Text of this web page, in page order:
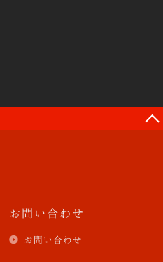
お問い合わせ
お問い合わせ